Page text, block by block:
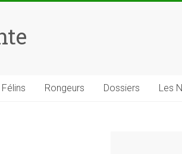
Félins Rongeurs Dossiers Les